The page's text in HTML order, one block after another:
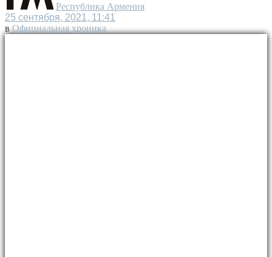
Республика Армения
25 сентября, 2021, 11:41
в Официальная хроника